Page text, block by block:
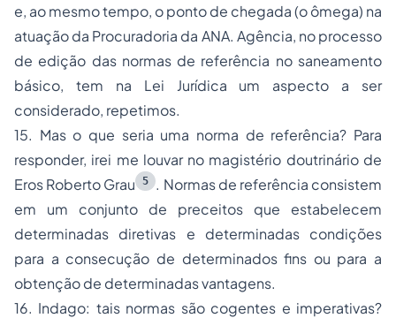
e, ao mesmo tempo, o ponto de chegada (oômega) na
atuação da Procuradoria da ANA. Agência, no processo
de edição das normas de referência no saneamento
básico, tem na Lei Jurídica um aspecto a ser
considerado, repetimos.
15. Mas o que seria uma norma de referência? Para
responder, irei me louvar no magistério doutrinário de
Eros Roberto Grau 5 . Normas de referência consistem
em um conjunto de preceitos que estabelecem
determinadas diretivas e determinadas condições
para a consecução de determinados fins ou para a
obtenção de determinadas vantagens.
16. Indago: tais normas são cogentes e imperativas?